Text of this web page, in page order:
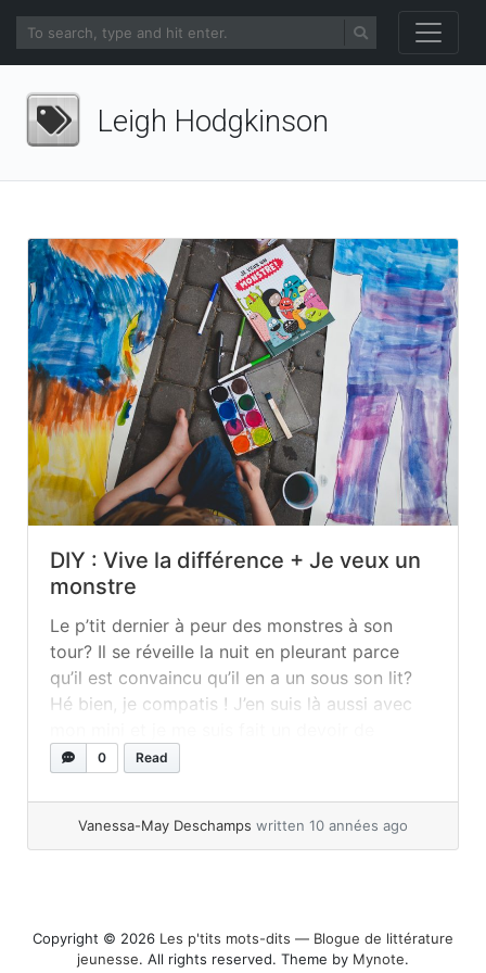
Leigh Hodgkinson
DIY : Vive la différence + Je veux un
monstre
Le p’tit dernier à peur des monstres à son
tour? Il se réveille la nuit en pleurant parce
qu’il est convaincu qu’il en a un sous son lit?
Hé bien, je compatis ! J’en suis là aussi avec
désamorcer la peur des gros monstres
0 Read
Vanessa-May Deschamps written 10 années ago
Copyright © 2026 Les p'tits mots-dits ― Blogue de littérature
jeunesse. All rights reserved. Theme by Mynote.